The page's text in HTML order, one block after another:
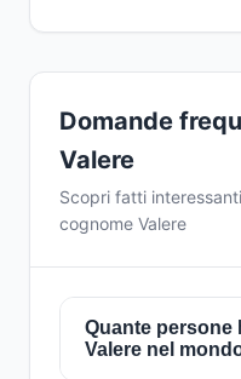
Domande
Valere
Scopri fatti
cognome Valere
Quante persone
Valere nel